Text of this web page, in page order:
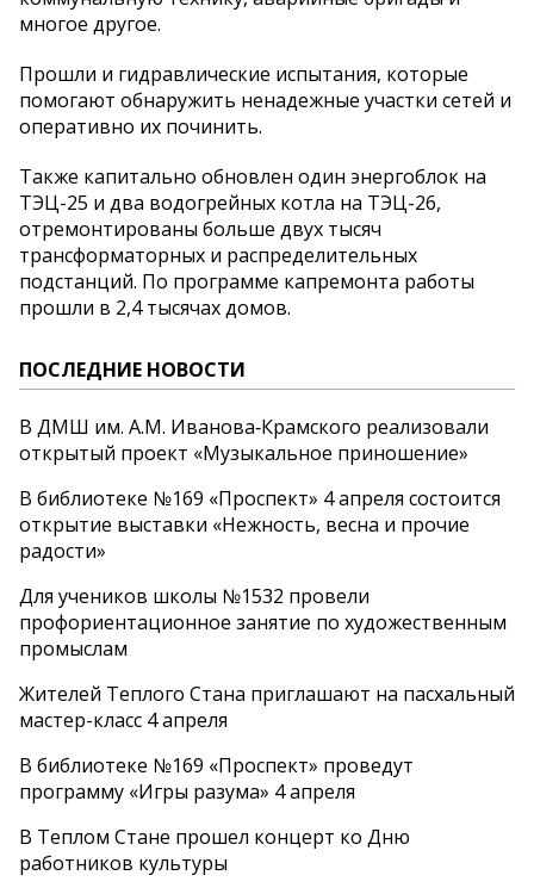
многое другое.
Прошли и гидравлические испытания, которые
помогают обнаружить ненадежные участки сетей и
оперативно их починить.
Также капитально обновлен один энергоблок на
ТЭЦ-25 и два водогрейных котла на ТЭЦ-26,
отремонтированы больше двух тысяч
трансформаторных и распределительных
подстанций. По программе капремонта работы
прошли в 2,4 тысячах домов.
ПОСЛЕДНИЕ НОВОСТИ
В ДМШ им. А.М. Иванова‑Крамского реализовали
открытый проект «Музыкальное приношение»
В библиотеке №169 «Проспект» 4 апреля состоится
открытие выставки «Нежность, весна и прочие
радости»
Для учеников школы №1532 провели
профориентационное занятие по художественным
промыслам
Жителей Теплого Стана приглашают на пасхальный
мастер-класс 4 апреля
В библиотеке №169 «Проспект» проведут
программу «Игры разума» 4 апреля
В Теплом Стане прошел концерт ко Дню
работников культуры